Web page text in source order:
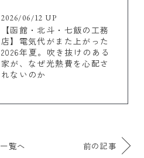
2026/06/12 UP
【函館・北斗・七飯の工務
店】電気代がまた上がった
2026年夏。吹き抜けのある
家が、なぜ光熱費を心配さ
れないのか
一覧へ 前の記事